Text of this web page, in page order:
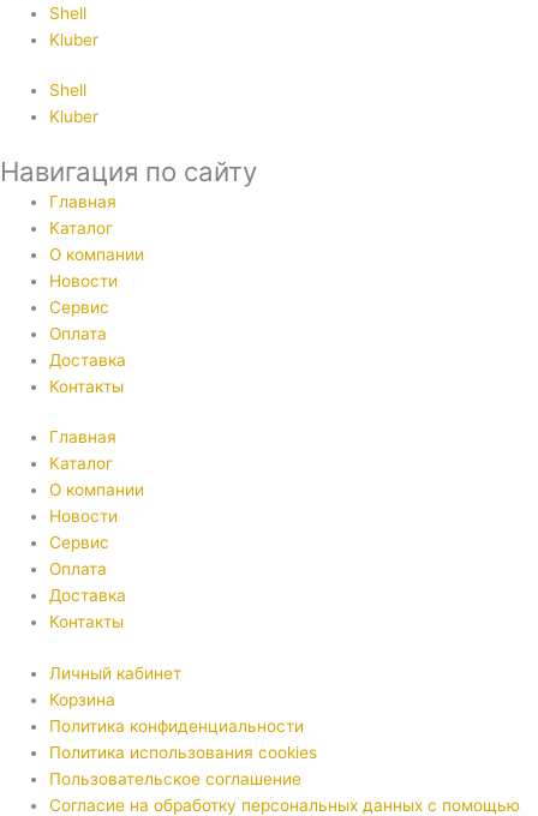
Shell
Kluber
Shell
Kluber
Навигация по сайту
Главная
Каталог
О компании
Новости
Сервис
Оплата
Доставка
Контакты
Главная
Каталог
О компании
Новости
Сервис
Оплата
Доставка
Контакты
Личный кабинет
Корзина
Политика конфиденциальности
Политика использования cookies
Пользовательское соглашение
Согласие на обработку персональных данных с помощью